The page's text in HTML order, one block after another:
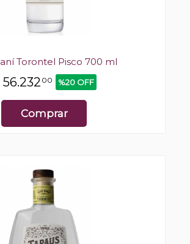
Torontel Pisco 700 ml
56.232 00 %20 OFF
Comprar